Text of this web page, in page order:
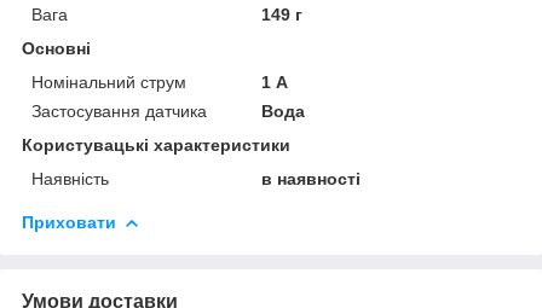
Вага
149 г
Основні
Номінальний струм
1 А
Застосування датчика
Вода
Користувацькі характеристики
Наявність
в наявності
Приховати
Умови доставки